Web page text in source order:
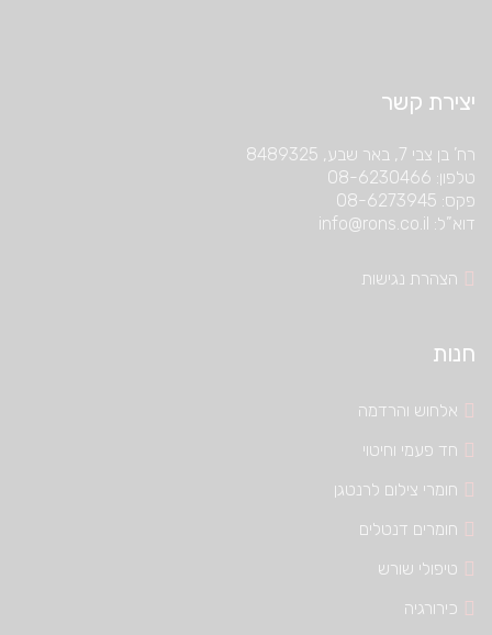
יצירת קשר
רח’ בן צבי 7, באר שבע, 8489325
טלפון: 08-6230466
פקס: 08-6273945
דוא”ל: info@rons.co.il
הצהרת נגישות
חנות
אלחוש והרדמה
חד פעמי וחיטוי
חומרי צילום לרנטגן
חומרים דנטלים
טיפולי שורש
כירורגיה